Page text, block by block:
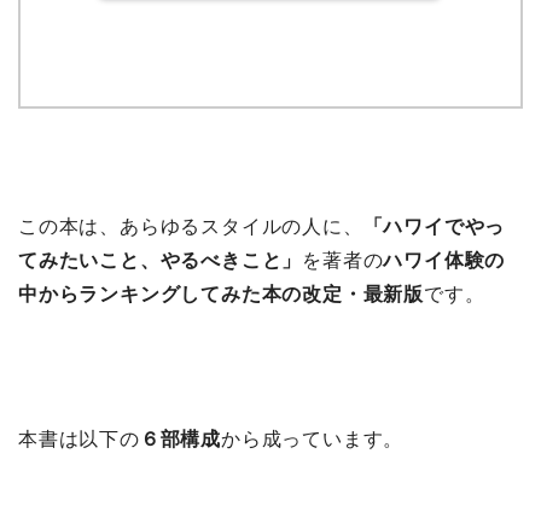
この本は、あらゆるスタイルの人に、
「ハワイでやっ
てみたいこと、やるべきこと」
を著者のハワイ体験の
中からランキングしてみた本の改定・最新版です。
本書は以下の ６部構成から成っています。